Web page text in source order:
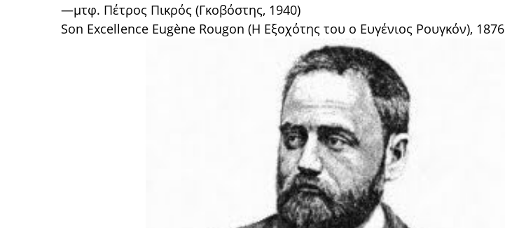
—μτφ. Πέτρος Πικρός (Γκοβόστης, 1940)
Son Excellence Eugène Rougon (Η Εξοχότης του ο Ευγένιος Ρουγκόν), 1876